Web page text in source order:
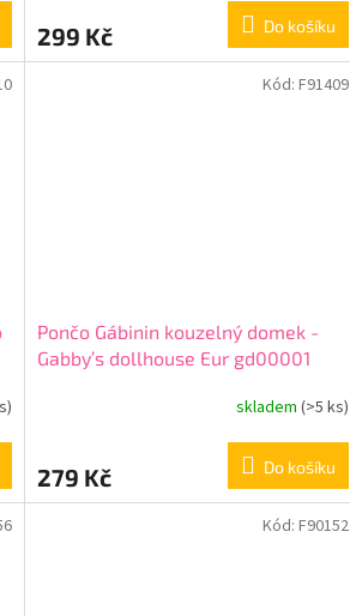
299 Kč Do košíku
Pončo Gábinin kouzelný domek -
Gabby’s dollhouse Eur gd00001
skladem (>5 ks)
279 Kč Do košíku
Kód: F91409
Kód: F90152